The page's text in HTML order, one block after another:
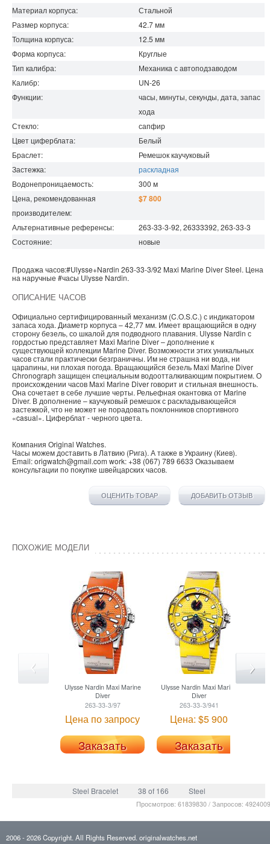
Материал корпуса:
Стальной
Размер корпуса:
42.7мм
Толщина корпуса:
12.5 мм
Форма корпуса:
Круглые
Тип калибра:
Механика с автоподзаводом
Калибр:
UN-26
Функции:
часы, минуты, секунды, дата, запас
хода
Стекло:
сапфир
Цвет циферблата:
Белый
Браслет:
Ремешок каучуковый
Застежка:
раскладная
Водонепроницаемость: 300 м
Цена, рекомендованная
производителем:
$7 800
Альтернативные референсы:
263-33-3-92, 26333392, 263-33-3
Состояние:
новые
Продажа часов:#Ulysse+Nardin 263-33-3/92 Maxi Marine DiverSteel. Цена
на наручные #часы Ulysse Nardin.
ОПИСАНИЕ ЧАСОВ
Официально сертифицированный механизм (C.O.S.C.) с индикатором
запаса хода. Диаметр корпуса – 42,77 мм. Имеет вращающийся в одну
сторону безель, со шкалой для подводного плавания. Ulysse Nardin с
гордостью представляет Maxi Marine Diver – дополнение к
существующей коллекции Marine Diver. Возможности этих уникальных
часов стали практически безграничны. Им не страшна ни вода, ни
царапины, ни плохая погода. Вращающийся безель Maxi Marine Diver
Chronograph защищен специальным водоотталкивающим покрытием. О
происхождении часов Maxi Marine Diver говорит и стильная внешность.
Она сочетает в себе лучшие черты. Рельефная окантовка от Marine
Diver. В дополнение – каучуковый ремешок с раскладывающейся
застежкой, что не может не порадовать поклонников спортивного
«casual». Циферблат - черного цвета.
Компания Original Watches.
Часы можем доставить в Латвию (Рига). А также вУкраину (Киев).
Email:origwatch@gmail.com work:+38 (067) 789 6633 Оказываем
консультации по покупке швейцарских часов.
ОЦЕНИТЬ ТОВАР ДОБАВИТЬ ОТЗЫВ
ПОХОЖИЕ МОДЕЛИ
Ulysse NardinMaxi Marine
Diver
263-33-3/97
Цена по запросу
Заказать
Ulysse NardinMaxi Marine
Diver
263-33-3/941
Цена: $5 900
Заказать
Steel Bracelet 38 of 166 Steel
Просмотров: 61839830 / Запросов:
2006- 2026Copyright. All Rights Reserved. originalwatches.net